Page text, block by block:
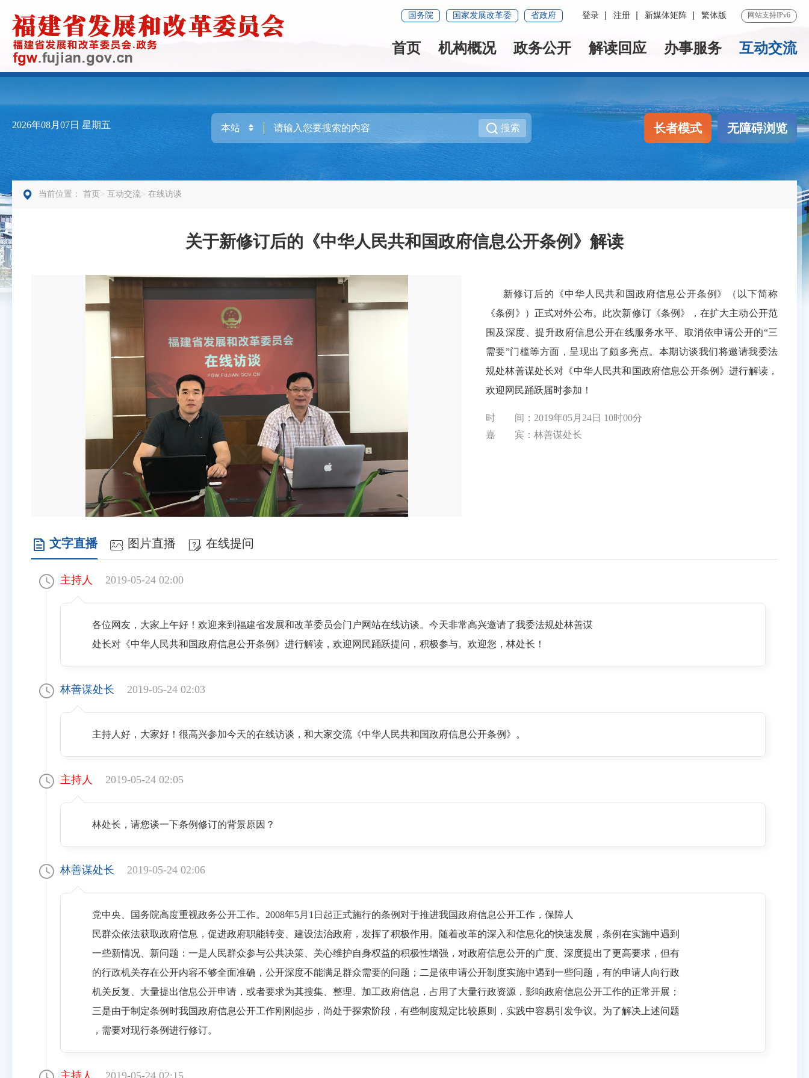
国务院 国家发展改革委 省政府 登录 注册 新媒体矩阵 繁体版 网站支持IPv6
首页 机构概况 政务公开 解读回应 办事服务 互动交流
2026年08月07日 星期五 搜索 长者模式 无障碍浏览
当前位置： 首页 互动交流 在线访谈
关于新修订后的《中华人民共和国政府信息公开条例》解读
新修订后的《中华人民共和国政府信息公开条例》（以下简称
《条例》）正式对外公布。此次新修订《条例》，在扩大主动公开范
围及深度、提升政府信息公开在线服务水平、取消依申请公开的“三
需要”门槛等方面，呈现出了颇多亮点。本期访谈我们将邀请我委法
规处林善谋处长对《中华人民共和国政府信息公开条例》进行解读，
欢迎网民踊跃届时参加！
时 间：2019年05月24日 10时00分
嘉 宾：林善谋处长
文字直播 图片直播 在线提问
主持人 2019-05-24 02:00
各位网友，大家上午好！欢迎来到福建省发展和改革委员会门户网站在线访谈。今天非常高兴邀请了我委法规处林善谋
处长对《中华人民共和国政府信息公开条例》进行解读，欢迎网民踊跃提问，积极参与。欢迎您，林处长！
林善谋处长 2019-05-24 02:03
主持人好，大家好！很高兴参加今天的在线访谈，和大家交流《中华人民共和国政府信息公开条例》。
主持人 2019-05-24 02:05
林处长，请您谈一下条例修订的背景原因？
林善谋处长 2019-05-24 02:06
党中央、国务院高度重视政务公开工作。2008年5月1日起正式施行的条例对于推进我国政府信息公开工作，保障人
民群众依法获取政府信息，促进政府职能转变、建设法治政府，发挥了积极作用。随着改革的深入和信息化的快速发展，条例在实施中遇到
一些新情况、新问题：一是人民群众参与公共决策、关心维护自身权益的积极性增强，对政府信息公开的广度、深度提出了更高要求，但有
的行政机关存在公开内容不够全面准确，公开深度不能满足群众需要的问题；二是依申请公开制度实施中遇到一些问题，有的申请人向行政
机关反复、大量提出信息公开申请，或者要求为其搜集、整理、加工政府信息，占用了大量行政资源，影响政府信息公开工作的正常开展；
三是由于制定条例时我国政府信息公开工作刚刚起步，尚处于探索阶段，有些制度规定比较原则，实践中容易引发争议。为了解决上述问题
，需要对现行条例进行修订。
主持人 2019-05-24 02:15